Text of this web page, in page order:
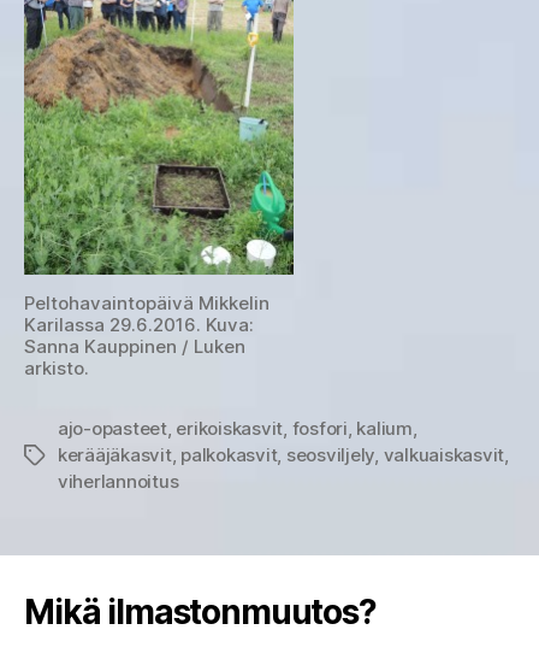
Peltohavaintopäivä Mikkelin
Karilassa 29.6.2016. Kuva:
Sanna Kauppinen / Luken
arkisto.
Avainsanat
ajo-opasteet, erikoiskasvit fosfori kalium
kerääjäkasvit, palkokasvit, seosviljely valkuaiskasvit
viherlannoitus
Mikä ilmastonmuutos?